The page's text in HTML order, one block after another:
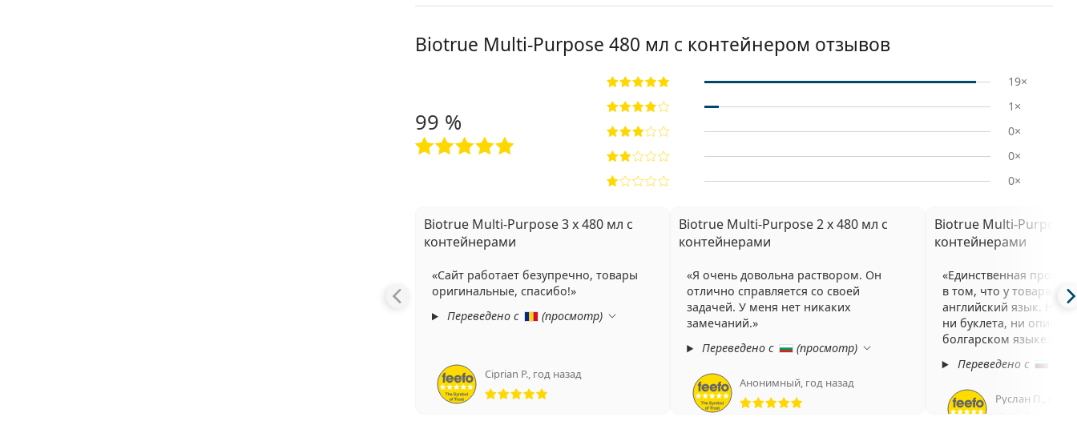
Biotrue Multi-Purpose 480 мл с контейнером отзывов
99 %
19×
1×
0×
0×
0×
Biotrue Multi-Purpose 3 x 480 мл с
контейнерами
Сайт работает безупречно, товары
оригинальные, спасибо!
Переведено с
(просмотр)
Ciprian P., год назад
Рейтинг 5 из 5
Biotrue Multi-Purpose 2 x 480 мл с
контейнерами
Я очень довольна раствором. Он
отлично справляется со своей
задачей. У меня нет никаких
замечаний.
Переведено с
(просмотр)
Анонимный, год назад
Рейтинг 5 из 5
Biotrue Multi-Purpose
контейнерами
Единственная
в том, что у товара
английский язык. Нет
ни буклета, ни
болгарском языке.
Переведено с
Руслан П.